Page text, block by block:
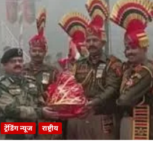
ट्रेंडिंग न्यूज राष्ट्रीय